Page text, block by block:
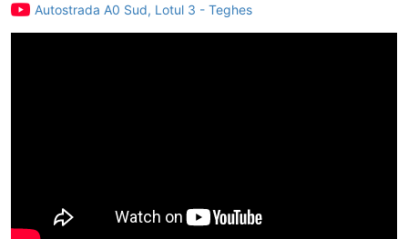
Autostrada A0 Sud, Lotul 3 - Teghes